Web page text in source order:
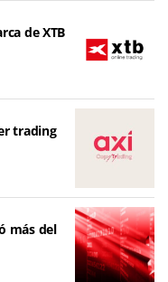
de XTB
trading
más del